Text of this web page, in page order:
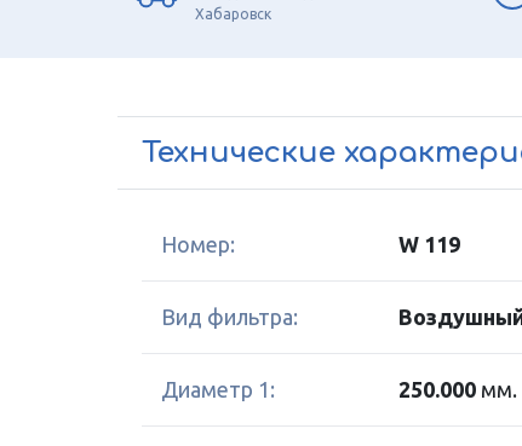
Хабаровск
Технические
Номер: W 119
Вид фильтра:
Диаметр 1: 250.000 мм.